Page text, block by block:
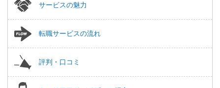
サービスの魅力
転職サービスの流れ
評判・口コミ